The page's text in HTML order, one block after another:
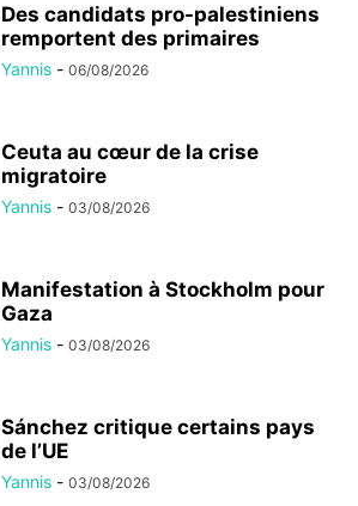
Des candidats pro-palestiniens
remportent des primaires
Yannis - 06/08/2026
Ceuta au cœur de la crise
migratoire
Yannis - 03/08/2026
Manifestation à Stockholm pour
Gaza
Yannis - 03/08/2026
Sánchez critique certains pays
de l’UE
Yannis - 03/08/2026